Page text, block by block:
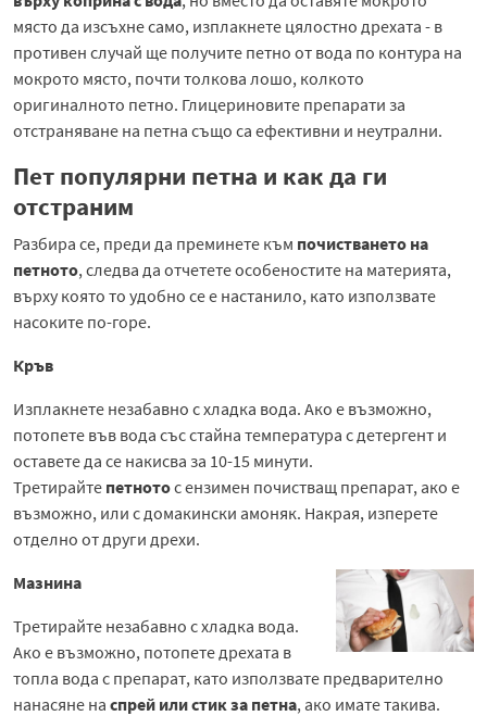
място да изсъхне само, изплакнете цялостно дрехата - в
противен случай ще получите петно от вода по контура на
мокрото място, почти толкова лошо, колкото
оригиналното петно. Глицериновите препарати за
отстраняване на петна също са ефективни и неутрални.
Пет популярни петна и как да ги
отстраним
Разбира се, преди да преминете към почистването на
петното, следва да отчетете особеностите на материята,
върху която то удобно се е настанило, като използвате
насоките по-горе.
Кръв
Изплакнете незабавно с хладка вода. Ако е възможно,
потопете във вода със стайна температура с детергент и
оставете да се накисва за 10-15 минути.
Третирайте петнотос ензимен почистващ препарат, ако е
възможно, или с домакински амоняк. Накрая, изперете
отделно от други дрехи.
Мазнина
Третирайте незабавно с хладка вода.
Ако е възможно, потопете дрехата в
топла вода с препарат, като използвате предварително
нанасяне на спрей или стик за петна, ако имате такива.